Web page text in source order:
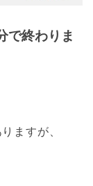
で終わりま
ますが、